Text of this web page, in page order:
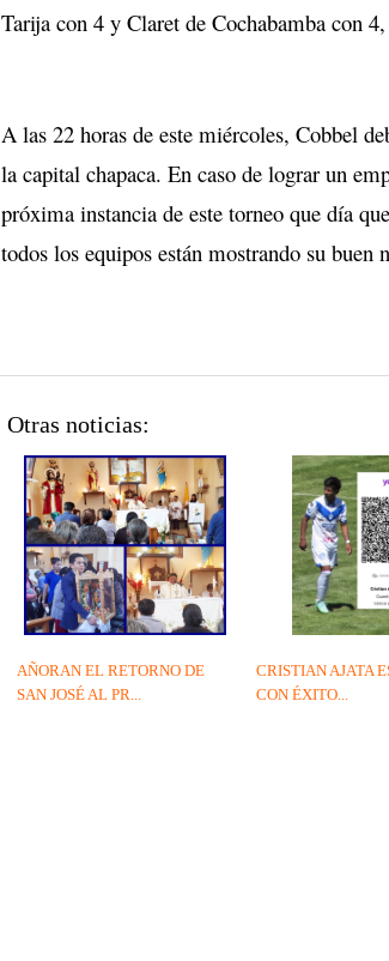
Tarija con 4 y Claret de Cochabamba con
A las 22 horas de este miércoles, Cobbel
la capital chapaca. En caso de lograr un
próxima instancia de este torneo que día
todos los equipos están mostrando su buen
Otras noticias:
CRISTIAN AJATA
CON ÉXITO...
AÑORAN EL RETORNO DE
SAN JOSÉ AL PR...